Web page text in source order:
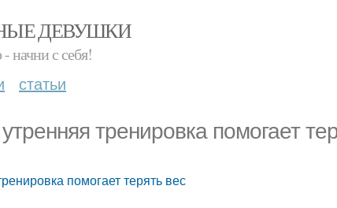
ДЕВУШКИ
начни с себя!
статьи
тренировка помогает
помогает терять вес